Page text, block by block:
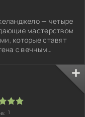
— четыре
мастерством
которые ставят
с вечным
1